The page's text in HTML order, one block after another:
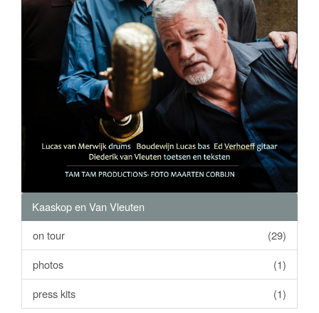
Kaaskop en Van Vleuten
on tour
(29)
photos
(1)
press kits
(1)